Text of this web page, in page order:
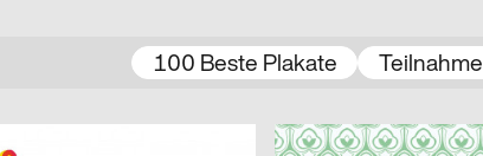
100 Beste Plakate Teilnahme
Florine Kammerer